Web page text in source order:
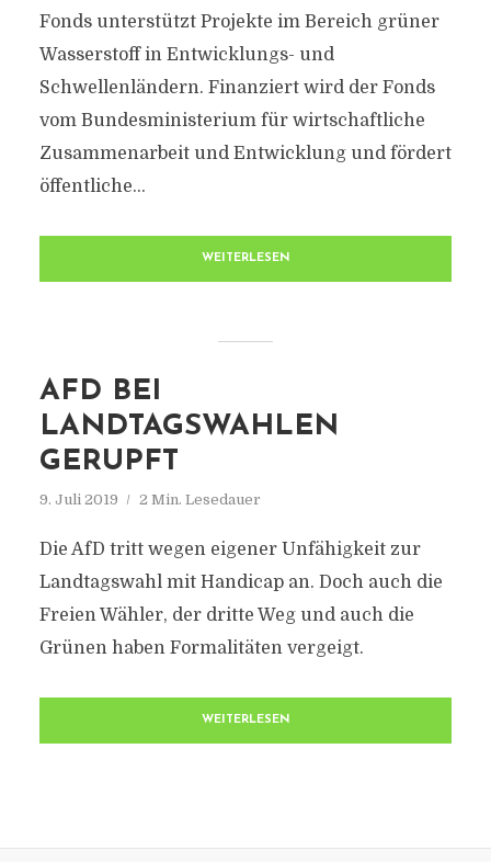
Fonds unterstützt Projekte im Bereich grüner
Wasserstoff in Entwicklungs- und
Schwellenländern. Finanziert wird der Fonds
vom Bundesministerium für wirtschaftliche
Zusammenarbeit und Entwicklung und fördert
öffentliche...
WEITERLESEN
AFD BEI
LANDTAGSWAHLEN
GERUPFT
9. Juli 2019 2 Min. Lesedauer
Die AfD tritt wegen eigener Unfähigkeit zur
Landtagswahl mit Handicap an. Doch auch die
Freien Wähler, der dritte Weg und auch die
Grünen haben Formalitäten vergeigt.
WEITERLESEN